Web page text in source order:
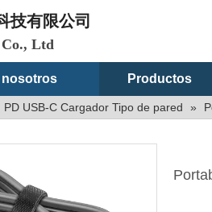
技有限公司
Co., Ltd
nosotros Productos
PD USB-C Cargador Tipo de pared »